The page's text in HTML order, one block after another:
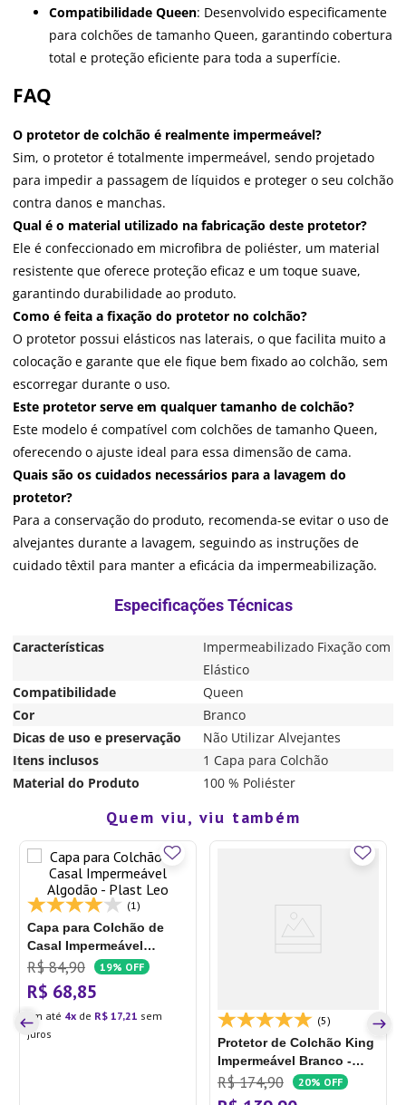
Compatibilidade Queen: Desenvolvido especificamente
para colchões de tamanho Queen, garantindo cobertura
total e proteção eficiente para toda a superfície.
FAQ
O protetor de colchão é realmente impermeável?
Sim, o protetor é totalmente impermeável, sendo projetado
para impedir a passagem de líquidos e proteger o seu colchão
contra danos e manchas.
Qual é o material utilizado na fabricação deste protetor?
Ele é confeccionado em microfibra de poliéster, um material
resistente que oferece proteção eficaz e um toque suave,
garantindo durabilidade ao produto.
Como é feita a fixação do protetor no colchão?
O protetor possui elásticos nas laterais, o que facilita muito a
colocação e garante que ele fique bem fixado ao colchão, sem
escorregar durante o uso.
Este protetor serve em qualquer tamanho de colchão?
Este modelo é compatível com colchões de tamanho Queen,
oferecendo o ajuste ideal para essa dimensão de cama.
Quais são os cuidados necessários para a lavagem do
protetor?
Para a conservação do produto, recomenda-se evitar o uso de
alvejantes durante a lavagem, seguindo as instruções de
cuidado têxtil para manter a eficácia da impermeabilização.
Características
Impermeabilizado Fixação com
Elástico
Compatibilidade
Queen
Cor
Branco
Dicas de uso e preservação
Não Utilizar Alvejantes
Itens inclusos
1 Capa para Colchão
Material do Produto
100 % Poliéster
Quem viu, viu também
(1)
Capa para Colchão de
Casal Impermeável
Algodão - Plast Leo
R$ 84,90 19% OFF
R$ 68,85
Em até 4 de R$ 17,21 sem
juros
(5)
Protetor de Colchão King
Impermeável Branco -
Altenburg
R$ 174,90 20% OFF